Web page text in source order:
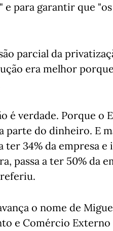
e para garantir que
parcial da
era melhor
é verdade. Porque o
parte do dinheiro. E
ter 34% da empresa
passa a ter 50% da
o nome de
e Comércio Externo